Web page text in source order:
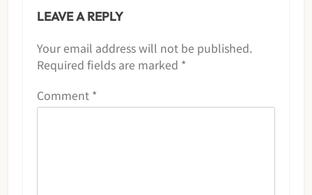
LEAVE A REPLY
Your email address will not be published.
Required fields are marked *
Comment *